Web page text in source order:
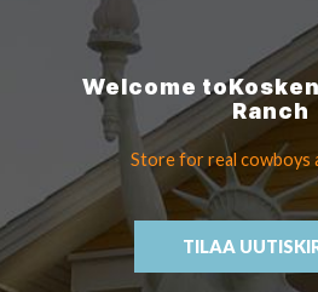
Welcome to
Ranch
Store for real cowboys
TILAA